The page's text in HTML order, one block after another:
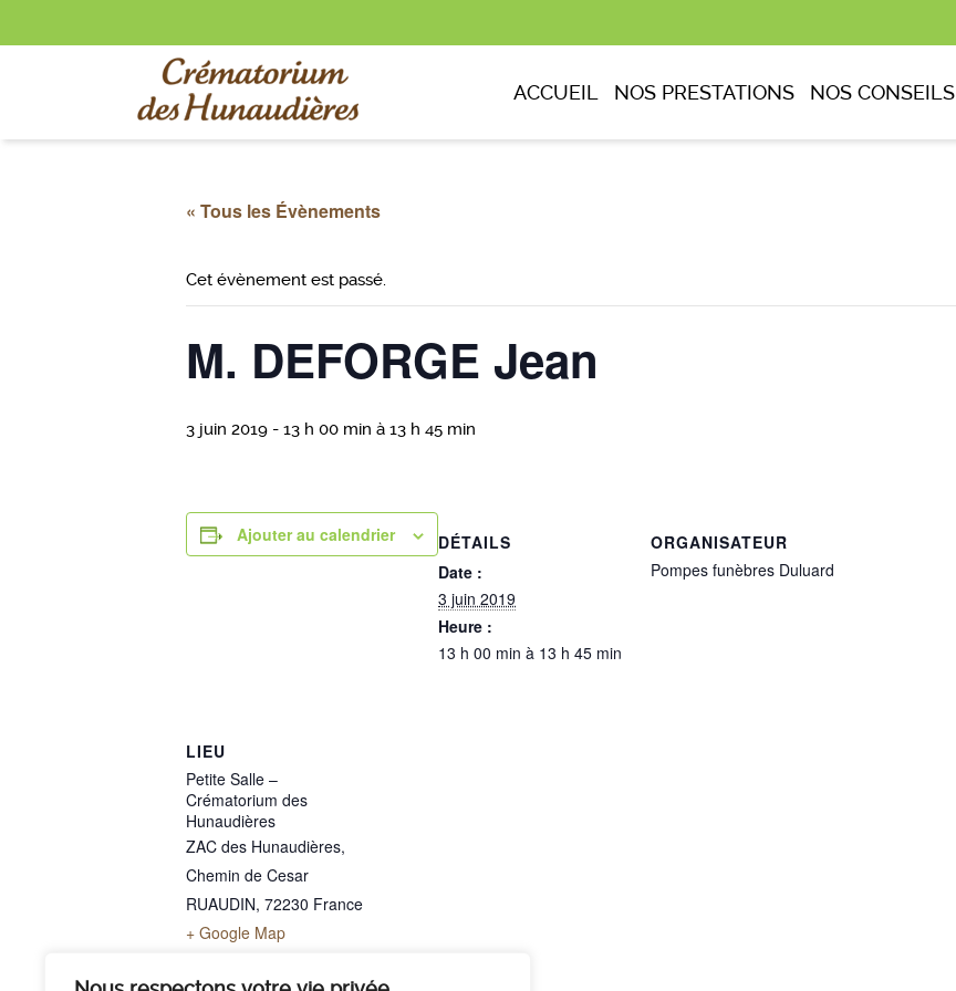
ACCUEIL NOS PRESTATIONS NOS CONSEILS
« Tous les Évènements
Cet évènement est passé.
M. DEFORGE Jean
3 juin 2019 - 13 h 00 min à 13 h 45 min
Ajouter au calendrier
DÉTAILS
Date :
3 juin 2019
Heure :
13 h 00 min à 13 h 45 min
ORGANISATEUR
Pompes funèbres Duluard
LIEU
Petite Salle –
Crématorium des
Hunaudières
ZAC des Hunaudières,
Chemin de Cesar
RUAUDIN, 72230 France
+ Google Map
02 43 40 07 00